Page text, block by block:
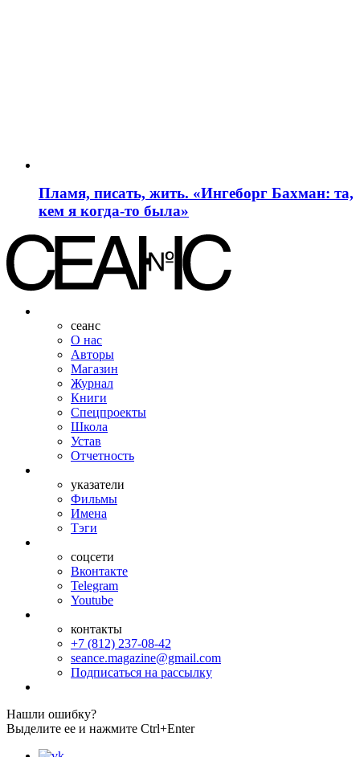
Пламя, писать, жить. «Ингеборг Бахман: та,
кем я когда-то была»
сеанс
О нас
Авторы
Магазин
Журнал
Книги
Спецпроекты
Школа
Устав
Отчетность
указатели
Фильмы
Имена
Тэги
соцсети
Вконтакте
Telegram
Youtube
контакты
+7 (812) 237-08-42
seance.magazine@gmail.com
Подписаться на рассылку
Нашли ошибку?
Выделите ее и нажмите Ctrl+Enter